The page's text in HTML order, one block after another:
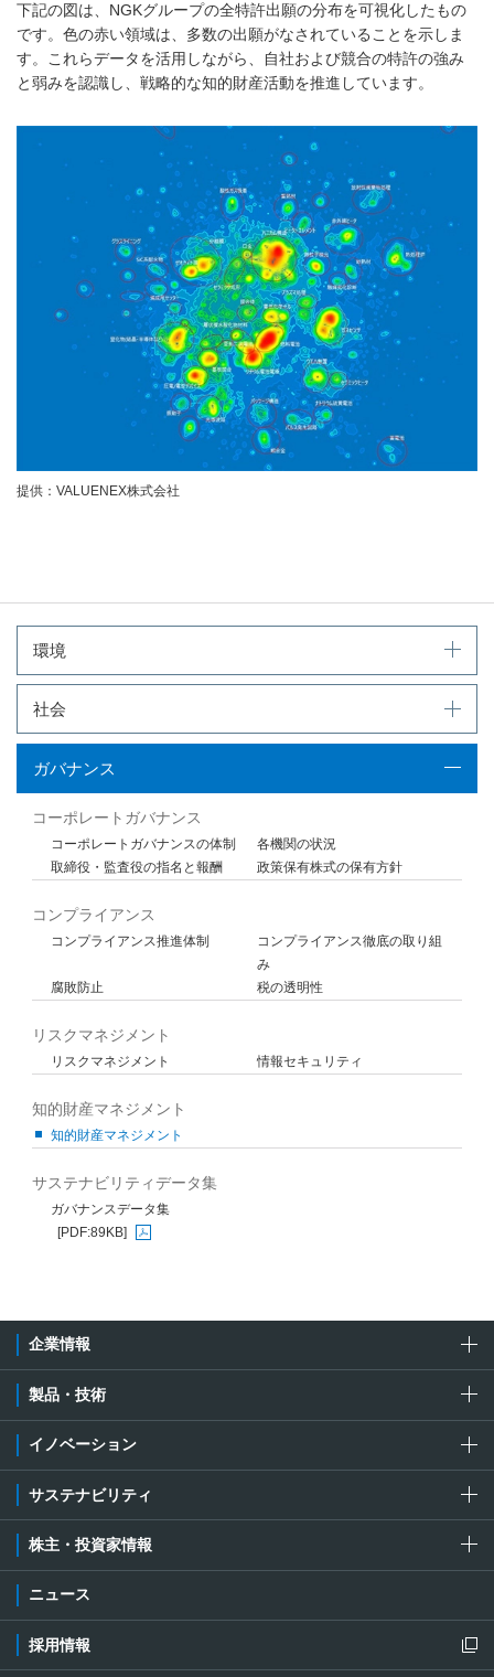
下記の図は、NGKグループの全特許出願の分布を可視化したもの
です。色の赤い領域は、多数の出願がなされていることを示しま
す。これらデータを活用しながら、自社および競合の特許の強み
と弱みを認識し、戦略的な知的財産活動を推進しています。
提供：VALUENEX株式会社
環境
社会
ガバナンス
コーポレートガバナンス
コーポレートガバナンスの体制
各機関の状況
取締役・監査役の指名と報酬
政策保有株式の保有方針
コンプライアンス
コンプライアンス推進体制
コンプライアンス徹底の取り組
み
腐敗防止
税の透明性
リスクマネジメント
リスクマネジメント 情報セキュリティ
知的財産マネジメント
知的財産マネジメント
サステナビリティデータ集
ガバナンスデータ集
[PDF:89KB]
企業情報
製品・技術
イノベーション
サステナビリティ
株主・投資家情報
ニュース
採用情報
新規ウィンドウを開きます